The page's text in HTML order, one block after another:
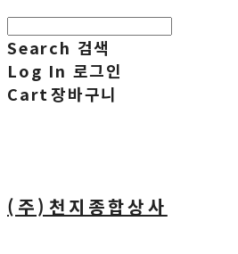
Search 검색
Log In 로그인
Cart장바구니
(주)천지종합상사